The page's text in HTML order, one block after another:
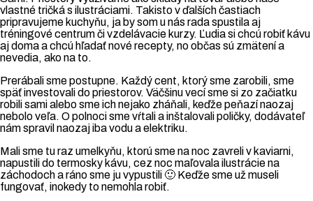
vlastné tričká s ilustráciami. Takisto v ďalších častiach
pripravujeme kuchyňu, ja by som u nás rada spustila aj
tréningové centrum či vzdelávacie kurzy. Ľudia si chcú robiť kávu
aj doma a chcú hľadať nové recepty, no občas sú zmätení a
nevedia, ako na to.
Prerábali sme postupne. Každý cent, ktorý sme zarobili, sme
späť investovali do priestorov. Väčšinu vecí sme si zo začiatku
robili sami alebo sme ich nejako zháňali, keďže peňazí naozaj
nebolo veľa. O polnoci sme vŕtali a inštalovali poličky, dodávateľ
nám spravil naozaj iba vodu a elektriku.
Mali sme tu raz umelkyňu, ktorú sme na noc zavreli v kaviarni,
napustili do termosky kávu, cez noc maľovala ilustrácie na
záchodoch a ráno sme ju vypustili 🙂 Keďže sme už museli
fungovať, inokedy to nemohla robiť.